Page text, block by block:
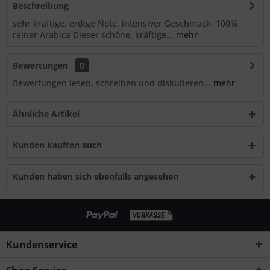
Beschreibung
sehr kräftige, erdige Note, intensiver Geschmack, 100%
reiner Arabica Dieser schöne, kräftige... mehr
Bewertungen
0
Bewertungen lesen, schreiben und diskutieren... mehr
Ähnliche Artikel
Kunden kauften auch
Kunden haben sich ebenfalls angesehen
Kundenservice